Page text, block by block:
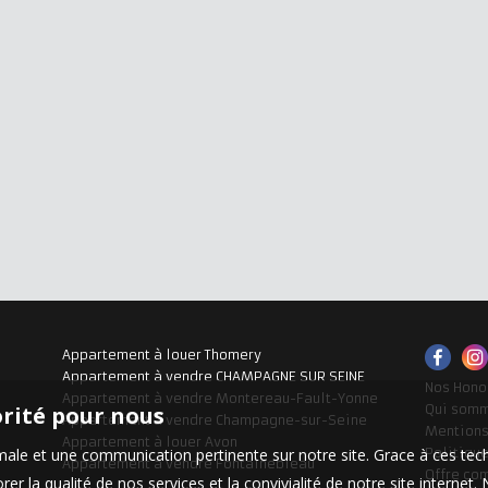
Appartement à louer Thomery
Appartement à vendre CHAMPAGNE SUR SEINE
Appartement à vendre Montereau-Fault-Yonne
Appartement à vendre Champagne-sur-Seine
Appartement à louer Avon
Appartement à vendre Fontainebleau
Nos
Qui
Offre
pour nous
et une communication pertinente sur notre site. Grace à ces
la qualité de nos services et la convivialité de notre site